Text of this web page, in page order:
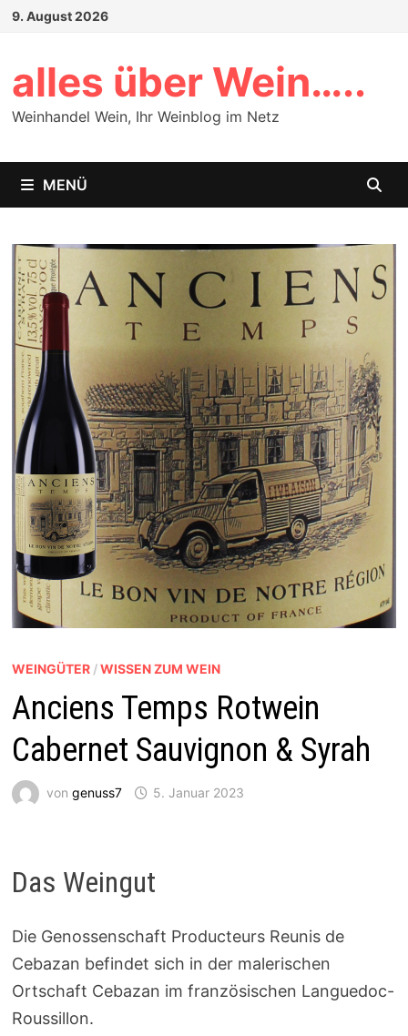
Zum
9. August 2026
alles über Wein…..
Weinhandel Wein, Ihr Weinblog im Netz
MENÜ
WEINGÜTER/WISSEN ZUM WEIN
Anciens Temps Rotwein
Cabernet Sauvignon & Syrah
von genuss7 5. Januar 2023
Das Weingut
Die Genossenschaft Producteurs Reunis de
Cebazan befindet sich in der malerischen
Ortschaft Cebazan im französischen Languedoc-
Roussillon.